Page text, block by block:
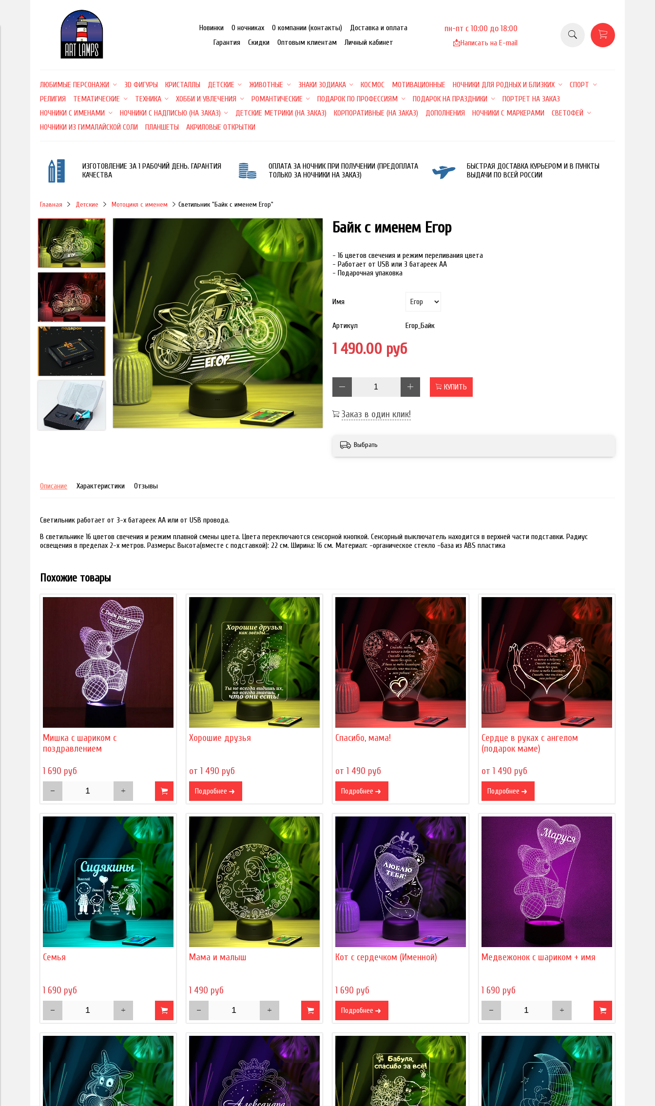
Новинки О ночниках О компании (контакты)
Доставка и оплата
Гарантия
Скидки Оптовым клиентам Личный кабинет
пн-пт с 10:00 до 18:00
📩Написать на E-mail
ЛЮБИМЫЕ ПЕРСОНАЖИ 3D ФИГУРЫ КРИСТАЛЛЫ ДЕТСКИЕ ЖИВОТНЫЕ ЗНАКИ ЗОДИАКА КОСМОС МОТИВАЦИОННЫЕ НОЧНИКИ ДЛЯ РОДНЫХ И БЛИЗКИХ
СПОРТ
РЕЛИГИЯ
ТЕМАТИЧЕСКИЕ ТЕХНИКА ХОББИ И УВЛЕЧЕНИЯ РОМАНТИЧЕСКИЕ ПОДАРОК ПО ПРОФЕССИЯМ ПОДАРОК НА ПРАЗДНИКИ
ПОРТРЕТ НА ЗАКАЗ
НОЧНИКИ С ИМЕНАМИ
НОЧНИКИ С НАДПИСЬЮ (НА ЗАКАЗ) ДЕТСКИЕ МЕТРИКИ (НА ЗАКАЗ) КОРПОРАТИВНЫЕ (НА ЗАКАЗ) ДОПОЛНЕНИЯ НОЧНИКИ С МАРКЕРАМИ
СВЕТОФЕЙ
НОЧНИКИ ИЗ ГИМАЛАЙСКОЙ СОЛИ
ПЛАНШЕТЫ АКРИЛОВЫЕ ОТКРЫТКИ
ИЗГОТОВЛЕНИЕ ЗА 1 РАБОЧИЙ ДЕНЬ. ГАРАНТИЯ
КАЧЕСТВА
ОПЛАТА ЗА НОЧНИК ПРИ ПОЛУЧЕНИИ (ПРЕДОПЛАТА
ТОЛЬКО ЗА НОЧНИКИ НА ЗАКАЗ)
БЫСТРАЯ ДОСТАВКА КУРЬЕРОМ И В ПУНКТЫ
ВЫДАЧИ ПО ВСЕЙ РОССИИ
Главная Детские Мотоцикл с именем Светильник "Байк с именем Егор"
Байк с именем Егор
- 16 цветов свечения и режим переливания цвета
- Работает от USB или 3 батареек АА
- Подарочная упаковка
Имя
Артикул Егор_Байк
1 490.00 руб
КУПИТЬ
Заказ в один клик!
Выбрать
Описание Характеристики Отзывы
Светильник работает от 3-х батареек АА или от USB провода.
В светильнике 16 цветов свечения и режим плавной смены цвета. Цвета переключаются сенсорной кнопкой. Сенсорный выключатель находится в верхней части подставки. Радиус
освещения в пределах 2-х метров. Размеры: Высота(вместе с подставкой): 22 см. Ширина: 16 см. Материал: -органическое стекло -база из ABS пластика
Похожие товары
Мишка с шариком с
поздравлением
1 690 руб
Хорошие друзья
от 1 490 руб
Подробнее
Спасибо, мама!
от 1 490 руб
Подробнее
Сердце в руках с ангелом
(подарок маме)
от 1 490 руб
Подробнее
Семья
1 690 руб
Мама и малыш
1 490 руб
Кот с сердечком (Именной)
1 690 руб
Подробнее
Медвежонок с шариком + имя
1 690 руб